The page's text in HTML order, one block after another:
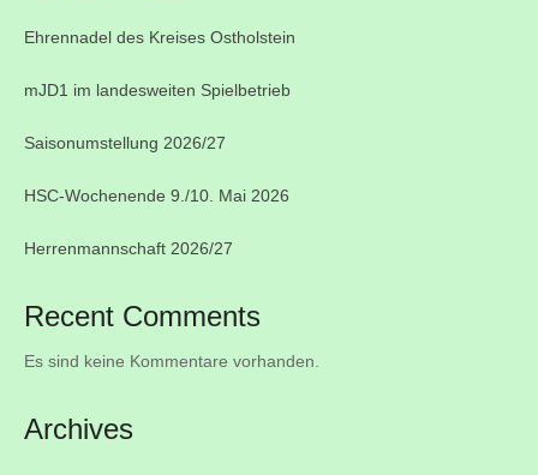
Ehrennadel des Kreises Ostholstein
mJD1 im landesweiten Spielbetrieb
Saisonumstellung 2026/27
HSC-Wochenende 9./10. Mai 2026
Herrenmannschaft 2026/27
Recent Comments
Es sind keine Kommentare vorhanden.
Archives